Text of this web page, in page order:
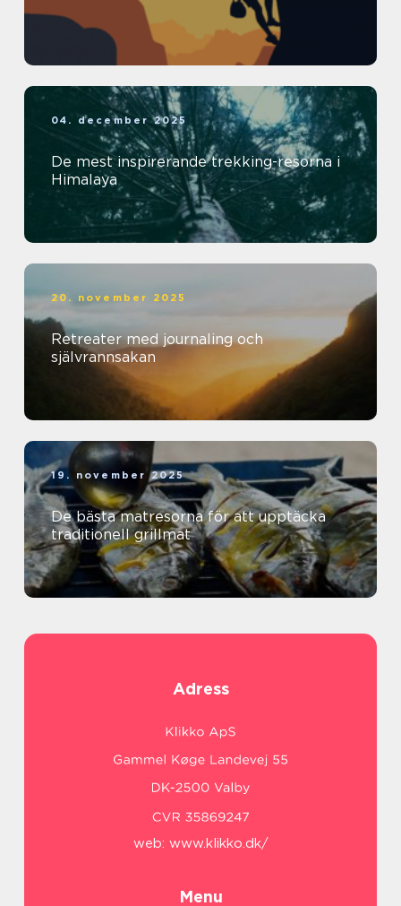
04. december 2025
De mest inspirerande trekking-resorna i
Himalaya
20. november 2025
Retreater med journaling och
självrannsakan
19. november 2025
De bästa matresorna för att upptäcka
traditionell grillmat
Adress
web: www.klikko.dk/
Menu